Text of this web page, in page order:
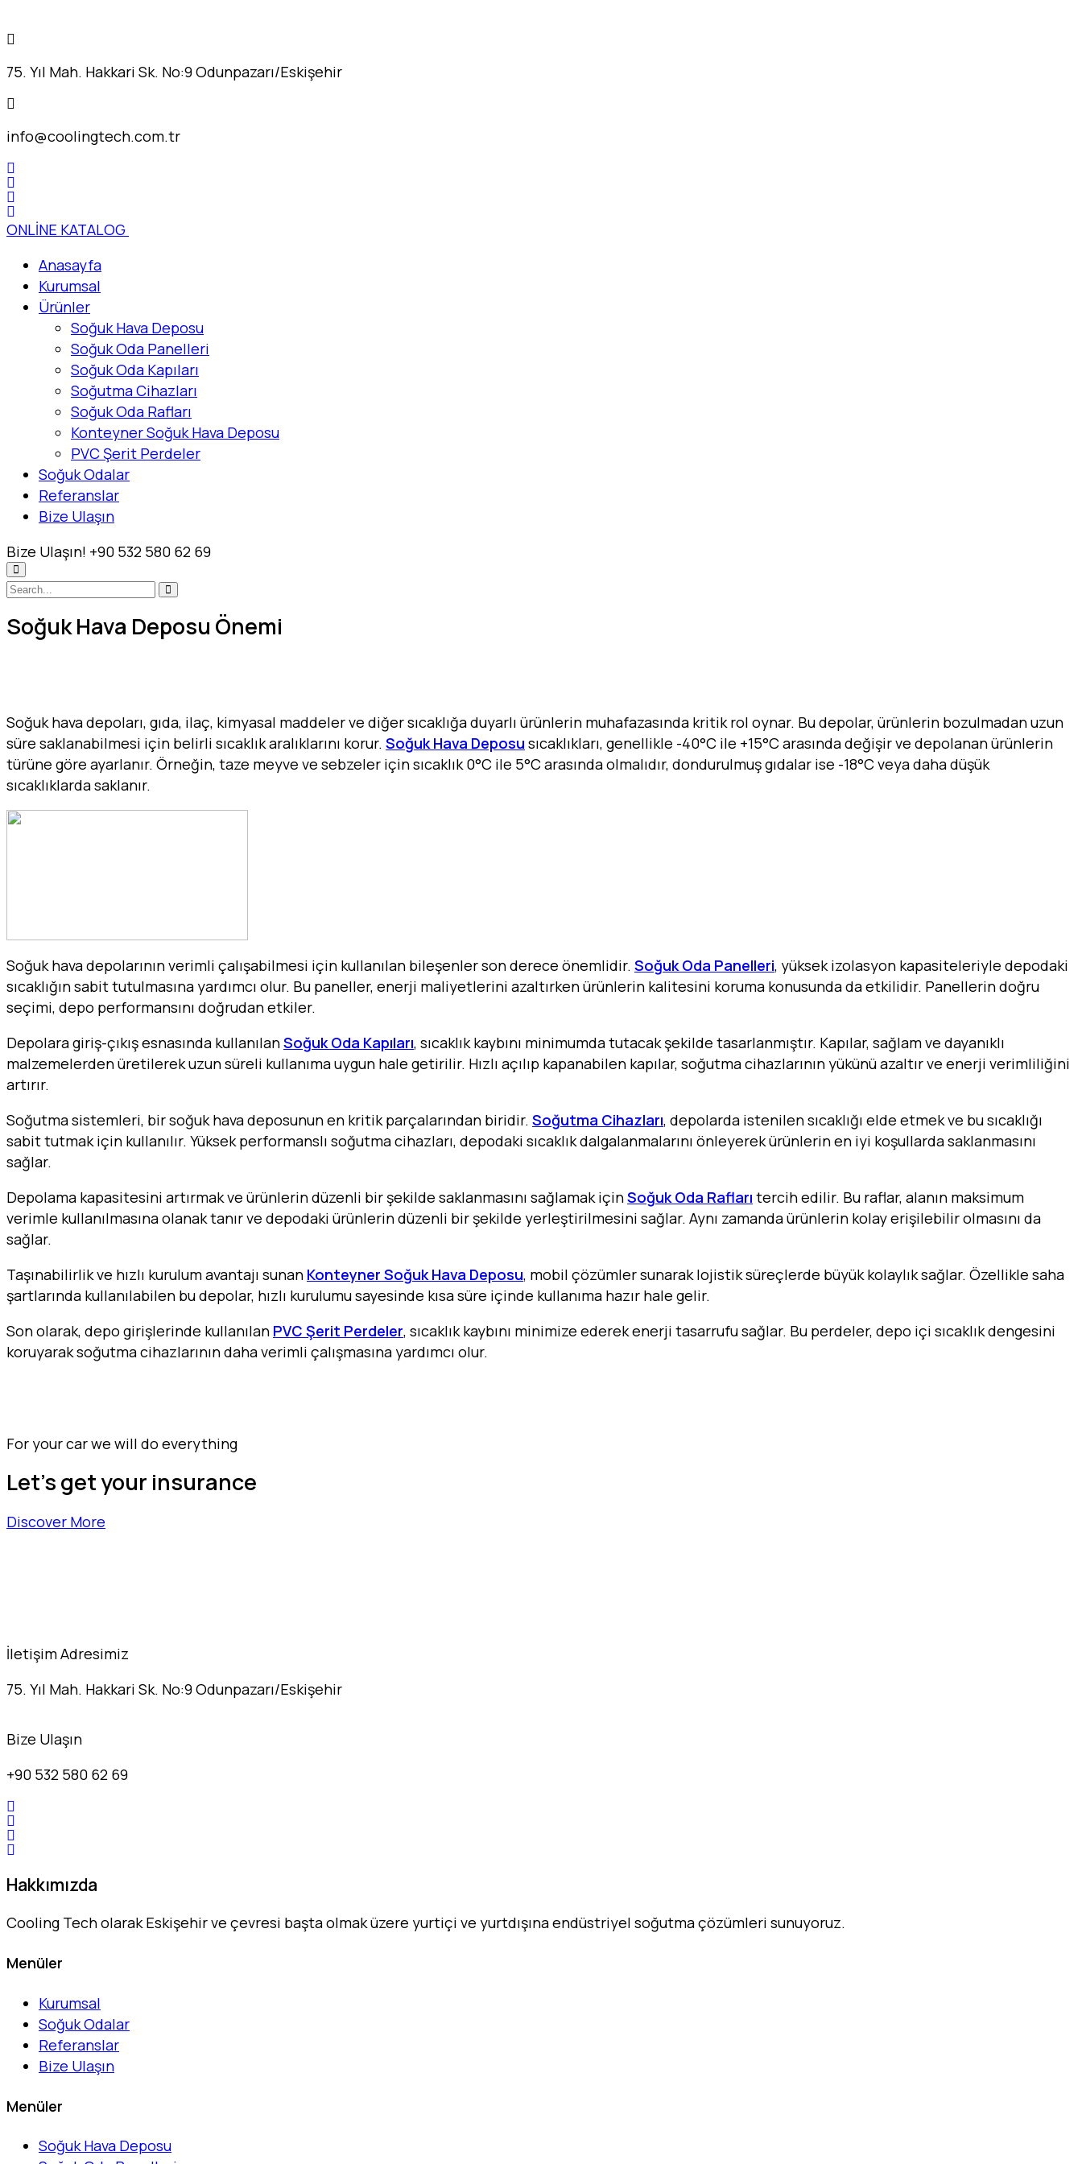
75. Yıl Mah. Hakkari Sk. No:9 Odunpazarı/Eskişehir
info@coolingtech.com.tr
ONLİNE KATALOG
Anasayfa
Kurumsal
Ürünler
Soğuk Hava Deposu
Soğuk Oda Panelleri
Soğuk Oda Kapıları
Soğutma Cihazları
Soğuk Oda Rafları
Konteyner Soğuk Hava Deposu
PVC Şerit Perdeler
Soğuk Odalar
Referanslar
Bize Ulaşın
Bize Ulaşın! +90 532 580 62 69
Soğuk Hava Deposu Önemi
Soğuk hava depoları, gıda, ilaç, kimyasal maddeler ve diğer sıcaklığa duyarlı ürünlerin muhafazasında kritik rol oynar. Bu depolar, ürünlerin bozulmadan uzun
süre saklanabilmesi için belirli sıcaklık aralıklarını korur. Soğuk Hava Deposu sıcaklıkları, genellikle -40°C ile +15°C arasında değişir ve depolanan ürünlerin
türüne göre ayarlanır. Örneğin, taze meyve ve sebzeler için sıcaklık 0°C ile 5°C arasında olmalıdır, dondurulmuş gıdalar ise -18°C veya daha düşük
sıcaklıklarda saklanır.
Soğuk hava depolarının verimli çalışabilmesi için kullanılan bileşenler son derece önemlidir. Soğuk Oda Panelleri, yüksek izolasyon kapasiteleriyle depodaki
sıcaklığın sabit tutulmasına yardımcı olur. Bu paneller, enerji maliyetlerini azaltırken ürünlerin kalitesini koruma konusunda da etkilidir. Panellerin doğru
seçimi, depo performansını doğrudan etkiler.
Depolara giriş-çıkış esnasında kullanılanSoğuk Oda Kapıları, sıcaklık kaybını minimumda tutacak şekilde tasarlanmıştır. Kapılar, sağlam ve dayanıklı
malzemelerden üretilerek uzun süreli kullanıma uygun hale getirilir. Hızlı açılıp kapanabilen kapılar, soğutma cihazlarının yükünü azaltır ve enerji verimliliğini
artırır.
Soğutma sistemleri, bir soğuk hava deposunun en kritik parçalarından biridir. Soğutma Cihazları, depolarda istenilen sıcaklığı elde etmek ve bu sıcaklığı
sabit tutmak için kullanılır. Yüksek performanslı soğutma cihazları, depodaki sıcaklık dalgalanmalarını önleyerek ürünlerin en iyi koşullarda saklanmasını
sağlar.
Depolama kapasitesini artırmak ve ürünlerin düzenli bir şekilde saklanmasını sağlamak içinSoğuk Oda Rafları tercih edilir. Bu raflar, alanın maksimum
verimle kullanılmasına olanak tanır ve depodaki ürünlerin düzenli bir şekilde yerleştirilmesini sağlar. Aynı zamanda ürünlerin kolay erişilebilir olmasını da
sağlar.
Taşınabilirlik ve hızlı kurulum avantajı sunan Konteyner Soğuk Hava Deposu, mobil çözümler sunarak lojistik süreçlerde büyük kolaylık sağlar. Özellikle saha
şartlarında kullanılabilen bu depolar, hızlı kurulumu sayesinde kısa süre içinde kullanıma hazır hale gelir.
Son olarak, depo girişlerinde kullanılan PVC Şerit Perdeler, sıcaklık kaybını minimize ederek enerji tasarrufu sağlar. Bu perdeler, depo içi sıcaklık dengesini
koruyarak soğutma cihazlarının daha verimli çalışmasına yardımcı olur.
For your car we will do everything
Let's get your insurance
Discover More
İletişim Adresimiz
75. Yıl Mah. Hakkari Sk. No:9 Odunpazarı/Eskişehir
Bize Ulaşın
+90 532 580 62 69
Hakkımızda
Cooling Tech olarak Eskişehir ve çevresi başta olmak üzere yurtiçi ve yurtdışına endüstriyel soğutma çözümleri sunuyoruz.
Menüler
Kurumsal
Soğuk Odalar
Referanslar
Bize Ulaşın
Menüler
Soğuk Hava Deposu